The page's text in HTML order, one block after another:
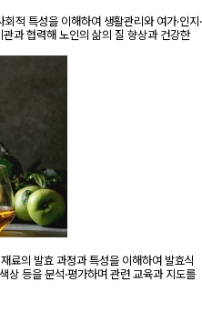
적 특성을 이해하여 생활관리와 여가·인지·
과 협력해 노인의 삶의 질 향상과 건강한
료의 발효 과정과 특성을 이해하여 발효식
상 등을 분석·평가하며 관련 교육과 지도를